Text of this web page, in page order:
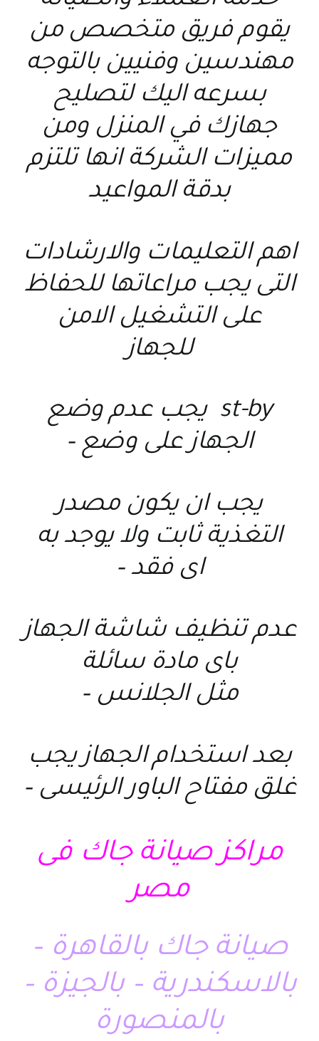
يقوم فريق متخصص من
مهندسين وفنيين بالتوجه
بسرعه اليك لتصليح
جهازك في المنزل ومن
مميزات الشركة انها تلتزم
بدقة المواعيد
اهم التعليمات والارشادات
التى يجب مراعاتها للحفاظ
على التشغيل الامن
للجهاز
st-by يجب عدم وضع
الجهاز على وضع –
يجب ان يكون مصدر
التغذية ثابت ولا يوجد به
اى فقد –
عدم تنظيف شاشة الجهاز
باى مادة سائلة
مثل الجلانس –
بعد استخدام الجهاز يجب
غلق مفتاح الباور الرئيسى –
مراكز صيانة جاك فى
مصر
صيانة جاك بالقاهرة –
بالاسكندرية – بالجيزة –
بالمنصورة